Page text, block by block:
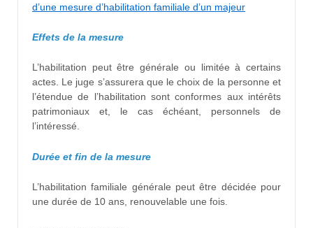
d’une mesure d’habilitation familiale d’un majeur
Effets de la mesure
L’habilitation peut être générale ou limitée à certains
actes. Le juge s’assurera que le choix de la personne et
l’étendue de l’habilitation sont conformes aux intérêts
patrimoniaux et, le cas échéant, personnels de
l’intéressé.
Durée et fin de la mesure
L’habilitation familiale générale peut être décidée pour
une durée de 10 ans, renouvelable une fois.